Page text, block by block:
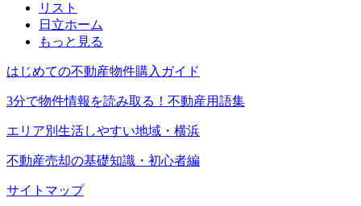
リスト
日立ホーム
もっと見る
はじめての不動産物件購入ガイド
3分で物件情報を読み取る！不動産用語集
エリア別生活しやすい地域・横浜
不動産売却の基礎知識・初心者編
サイトマップ